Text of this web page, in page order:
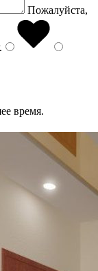
Пожалуйста,
.
время.